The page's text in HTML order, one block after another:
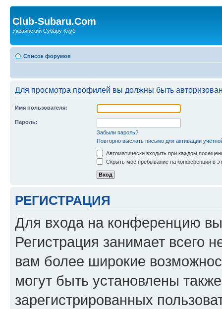
Club-Subaru.Com
Украинский Субару Клуб
Список форумов
Для просмотра профилей вы должны быть
Имя пользователя:
Пароль:
Забыли пароль?
Повторно выслать письмо для активации
Автоматически входить при каждом
Скрыть моё пребывание на конференции в
РЕГИСТРАЦИЯ
Для входа на конференцию
Регистрация занимает всего
вам более широкие
могут быть установлены
зарегистрированных